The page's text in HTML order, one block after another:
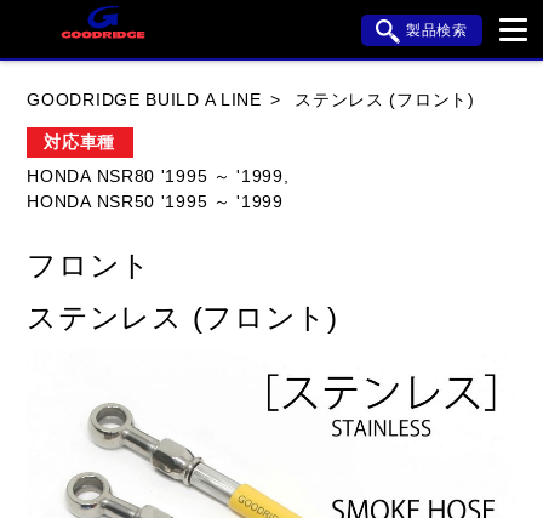
製品検索
KAWASAKI
DUCATI HARLEY DAVIDSON
閉じる
GOODRIDGE BUILD A LINE ステンレス (フロント)
対応車種
HONDA NSR80 '1995 ～ '1999,
HONDA NSR50 '1995 ～ '1999
フロント
ステンレス (フロント)